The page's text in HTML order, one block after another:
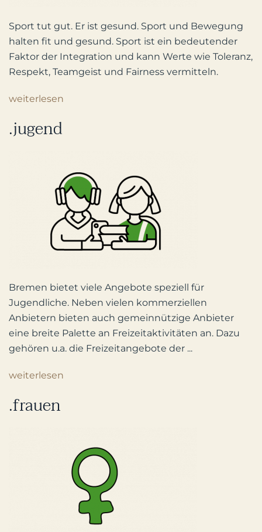
Sport tut gut. Er ist gesund. Sport und Bewegung
halten fit und gesund. Sport ist ein bedeutender
Faktor der Integration und kann Werte wie Toleranz,
Respekt, Teamgeist und Fairness vermitteln.
weiterlesen
.jugend
Bremen bietet viele Angebote speziell für
Jugendliche. Neben vielen kommerziellen
Anbietern bieten auch gemeinnützige Anbieter
eine breite Palette an Freizeitaktivitäten an. Dazu
gehören u.a. die Freizeitangebote der ...
weiterlesen
.frauen